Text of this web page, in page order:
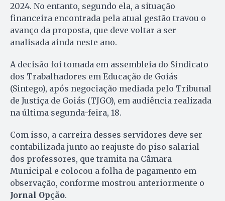
2024. No entanto, segundo ela, a situação
financeira encontrada pela atual gestão travou o
avanço da proposta, que deve voltar a ser
analisada ainda neste ano.
A decisão foi tomada em assembleia do Sindicato
dos Trabalhadores em Educação de Goiás
(Sintego), após negociação mediada pelo Tribunal
de Justiça de Goiás (TJGO), em audiência realizada
na última segunda-feira, 18.
Com isso, a carreira desses servidores deve ser
contabilizada junto ao reajuste do piso salarial
dos professores, que tramita na Câmara
Municipal e colocou a folha de pagamento em
observação, conforme mostrou anteriormente o
Jornal Opção.